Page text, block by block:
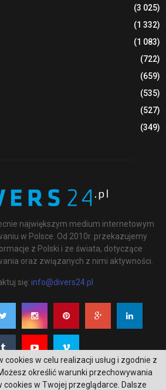
(3 025)
(1 332)
(1 083)
(722)
(659)
(535)
(527)
(349)
największym medium internetowym
w Polsce. Od 2010r. przekazujemy
z Polski i ze świata, dotyczące
oraz związanych z nimi aktywności.
się: info@divers24.pl
w celu realizacji usług i zgodnie z
określić warunki przechowywania
cookies w Twojej przeglądarce. Dalsze